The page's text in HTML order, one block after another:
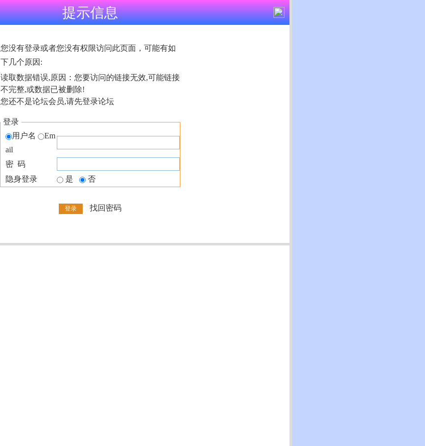
提示信息
您没有登录或者您没有权限访问此页面，可能有如
下几个原因:
读取数据错误,原因：您要访问的链接无效,可能链接
不完整,或数据已被删除!
您还不是论坛会员,请先登录论坛
登录
用户名
Em
ail
密 码
隐身登录
是 否
找回密码